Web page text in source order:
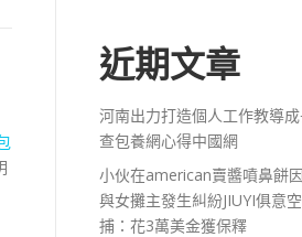
近期文章
河南出力打造個人工作教導成
查包養網心得中國網
小伙在american賣醬噴鼻餅
與女攤主發生糾紛JIUYI俱意
捕：花3萬美金獲保釋